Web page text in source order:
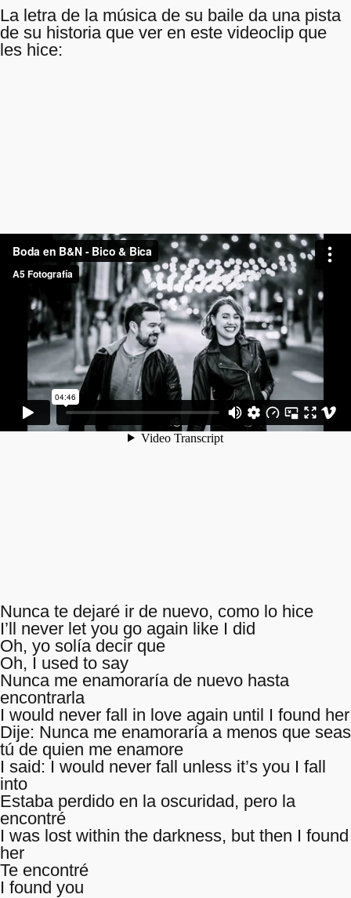
La letra de la música de su baile da una pista
de su historia que ver en este videoclip que
les hice:
Nunca te dejaré ir de nuevo, como lo hice
I’ll never let you go again like I did
Oh, yo solía decir que
Oh, I used to say
Nunca me enamoraría de nuevo hasta
encontrarla
I would never fall in love again until I found her
Dije: Nunca me enamoraría a menos que seas
tú de quien me enamore
I said: I would never fall unless it’s you I fall
into
Estaba perdido en la oscuridad, pero la
encontré
I was lost within the darkness, but then I found
her
Te encontré
I found you